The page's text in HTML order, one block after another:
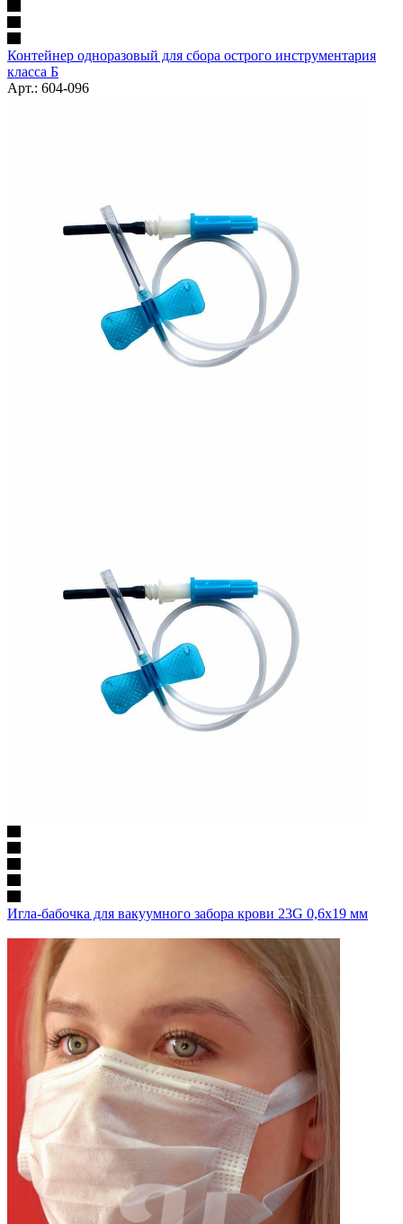
Контейнер одноразовый для сбора острого инструментария
класса Б
Арт.: 604-096
Игла-бабочка для вакуумного забора крови 23G 0,6х19 мм